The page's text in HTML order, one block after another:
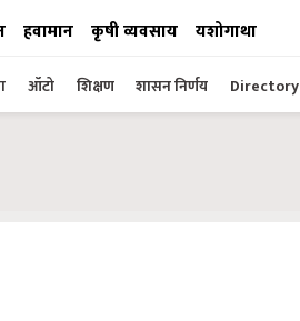
हवामान कृषी व्यवसाय यशोगाथा
ऑटो शिक्षण शासन निर्णय Directory